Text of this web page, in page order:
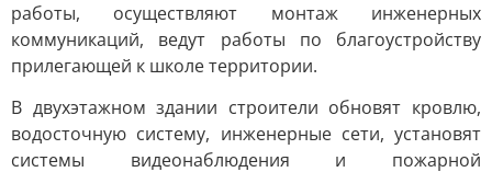
работы, осуществляют монтаж инженерных
коммуникаций, ведут работы по благоустройству
прилегающей к школе территории.
В двухэтажном здании строители обновят кровлю,
водосточную систему, инженерные сети, установят
системы видеонаблюдения и пожарной